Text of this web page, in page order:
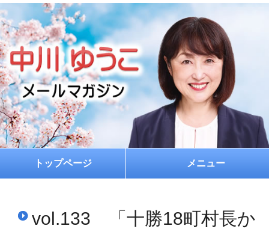
トップページ メニュー
プロフィール
vol.133 「十勝18町村長か